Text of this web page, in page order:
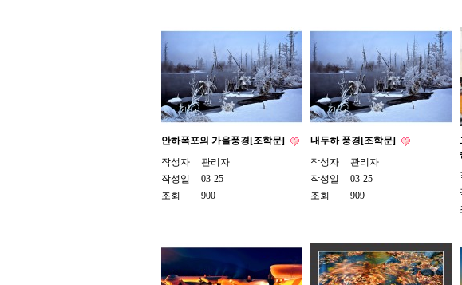
안하폭포의 가을풍경[조학문]
작성자
관리자
작성일
03-25
조회
900
내두하 풍경[조학문]
작성자
관리자
작성일
03-25
조회
909